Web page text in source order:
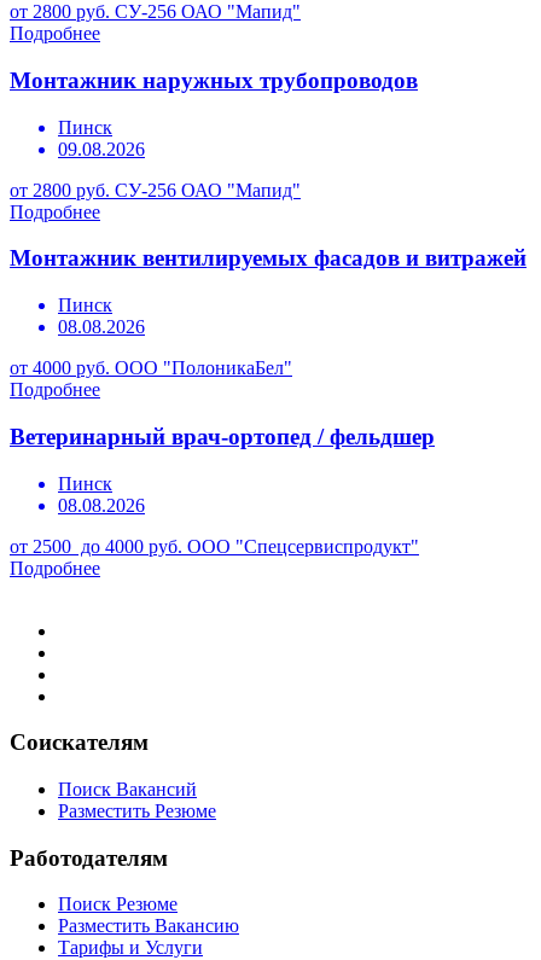
от 2800 руб. СУ-256 ОАО "Мапид"
Подробнее
Монтажник наружных трубопроводов
Пинск
09.08.2026
от 2800 руб. СУ-256 ОАО "Мапид"
Подробнее
Монтажник вентилируемых фасадов и витражей
Пинск
08.08.2026
от 4000 руб. ООО "ПолоникаБел"
Подробнее
Ветеринарный врач-ортопед / фельдшер
Пинск
08.08.2026
от 2500 до 4000 руб. ООО "Спецсервиспродукт"
Подробнее
Соискателям
Поиск Вакансий
Разместить Резюме
Работодателям
Поиск Резюме
Разместить Вакансию
Тарифы и Услуги